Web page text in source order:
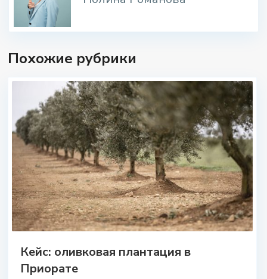
Похожие рубрики
Кейс: оливковая плантация в
Приорате